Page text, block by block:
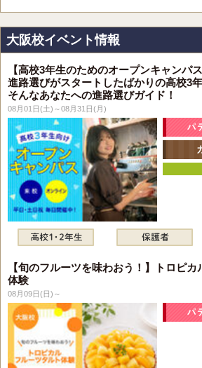
大阪校イベント情報
【高校3年生のためのオープンキャンパス
進路選びがスタートしたばかりの高校3年
そんなあなたへの進路選びガイド！
08月01日(土)～08月31日(月)
【旬のフルーツを味わおう！】トロピ
体験
08月09日(日)～